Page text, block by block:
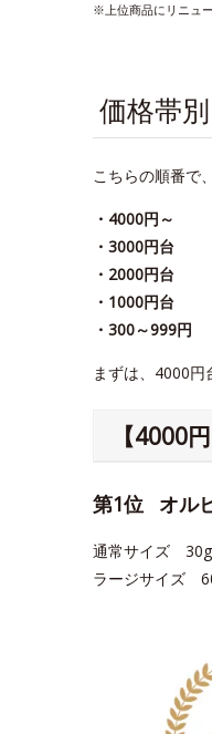
※上位商品にリニュ
価格帯
こちらの順番で
・4000円～
・3000円台
・2000円台
・1000円台
・300～999円
まずは、4000円
【4000
第1位 オル
通常サイズ
ラージサイズ